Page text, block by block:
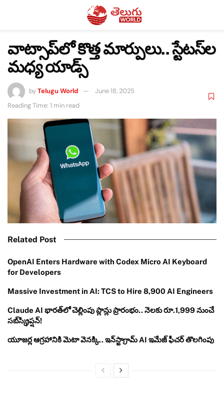
వాట్సాప్‌లో కొత్త మార్పులు.. స్టేటస్‌ల
మధ్య యాడ్స్‌
byTelugu World
June 18, 2025
Reading Time: 1 min read
Related Post
OpenAI Enters Hardware with Codex Micro AI Keyboard
for Developers
Massive Investment in AI: TCS to Hire 8,900 AI Engineers
Claude AI భారత్‌లో చెల్లింపు ప్లాన్లు ప్రారంభం.. నెలకు రూ.1,999 నుంచే
సబ్‌స్క్రిప్షన్!
యూజర్ల ఆగ్రహానికి మెటా వెనక్కి.. ఇన్‌స్టాగ్రామ్ AI ఇమేజ్ ఫీచర్ తొలగింపు